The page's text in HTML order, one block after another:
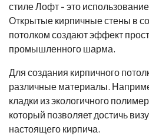
стиле Лофт - это
Открытые кирпичные стены в
потолком создают эффект
промышленного шарма.
Для создания кирпичного
различные материалы.
кладки из экологичного
который позволяет достичь
настоящего кирпича.